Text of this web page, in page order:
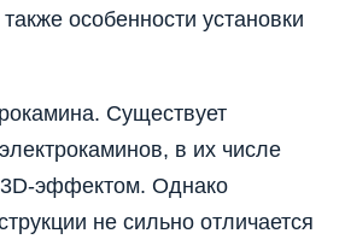
особенности установки
Существует
в их числе
3D-эффектом. Однако
не сильно отличается